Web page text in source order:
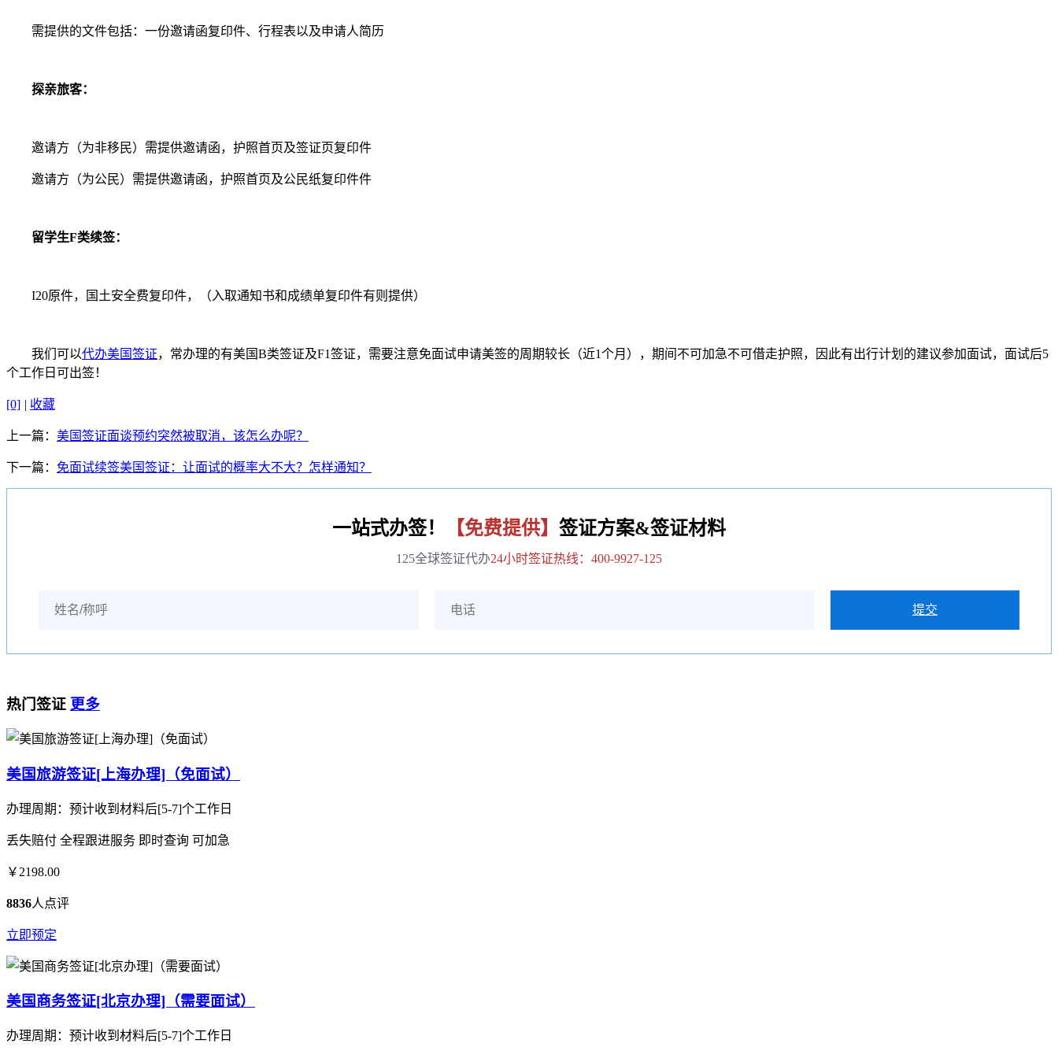
需提供的文件包括：一份邀请函复印件、行程表以及申请人简历
探亲旅客：
邀请方（为非移民）需提供邀请函，护照首页及签证页复印件
邀请方（为公民）需提供邀请函，护照首页及公民纸复印件件
留学生F类续签：
I20原件，国土安全费复印件，（入取通知书和成绩单复印件有则提供）
我们可以代办美国签证，常办理的有美国B类签证及F1签证，需要注意免面试申请美签的周期较长（近1个月），期间不可加急不可借走护照，因此有出行计划的建议参加面试，面试后5
个工作日可出签！
[0] | 收藏
上一篇： 美国签证面谈预约突然被取消，该怎么办呢？
下一篇： 免面试续签美国签证：让面试的概率大不大？怎样通知？
一站式办签！ 【免费提供】 签证方案&签证材料
125全球签证代办24小时签证热线：400-9927-125
提交
热门签证 更多
美国旅游签证[上海办理]（免面试）
办理周期：预计收到材料后[5-7]个工作日
丢失赔付 全程跟进服务 即时查询 可加急
￥2198.00
8836人点评
立即预定
美国商务签证[北京办理]（需要面试）
办理周期：预计收到材料后[5-7]个工作日